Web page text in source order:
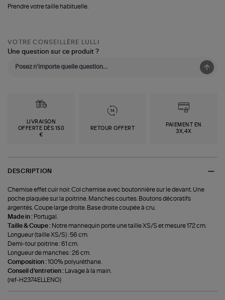
Prendre votre taille habituelle.
VOTRE CONSEILLÈRE LULLI
Une question sur ce produit ?
LIVRAISON
OFFERTE DÈS 150
€
RETOUR OFFERT
PAIEMENT EN
3X,4X
DESCRIPTION
Chemise effet cuir noir. Col chemise avec boutonnière sur le devant. Une
poche plaquée sur la poitrine. Manches courtes. Boutons décoratifs
argentés. Coupe large droite. Base droite coupée à cru.
Made in : Portugal.
Taille & Coupe : Notre mannequin porte une taille XS/S et mesure 172 cm.
Longueur (taille XS/S) : 56 cm.
Demi-tour poitrine : 61 cm.
Longueur de manches : 26 cm.
Composition :100% polyuréthane.
Conseil d'entretien :
Lavage à la main.
(ref-H2374ELLENO)